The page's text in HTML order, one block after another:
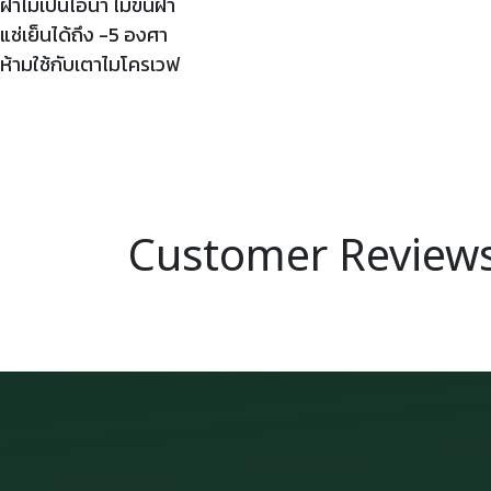
แช่เย็นได้ถึง -5 องศา
ห้ามใช้กับเตาไมโครเวฟ
Customer